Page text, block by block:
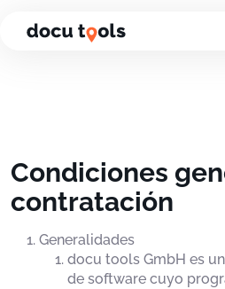
Ir al contenido de la página
Condiciones
contratación
Generalidades
docu tools GmbH es
de software cuyo